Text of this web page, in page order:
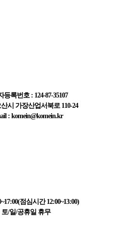
등록번호 : 124-87-35107
시 가장산업서북로 110-24
: komein@komein.kr
점심시간 12:00~13:00)
토/일/공휴일 휴무